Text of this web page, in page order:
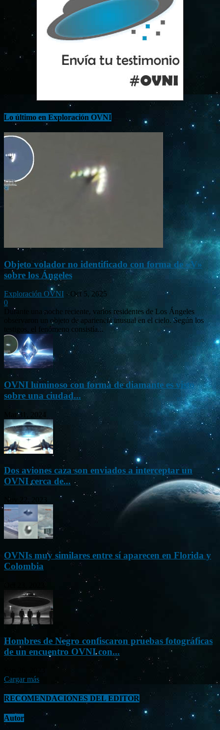
Lo último en Exploración OVNI
Objeto volador no identificado con forma de «V»
sobre los Ángeles
Exploración OVNI - Oct 5, 2025
0
Durante una noche reciente, varios residentes de Los Ángeles
observaron un objeto de apariencia inusual en el cielo. Según los
testigos, el fenómeno consistía...
OVNI luminoso con forma de diamante es visto
sobre una ciudad...
Mar 31, 2024
Dos aviones caza son enviados a interceptar un
OVNI cerca de...
Nov 22, 2023
OVNIs muy similares entre sí aparecen en Florida y
Colombia
Hombres de Negro confiscaron pruebas fotográficas
de un encuentro OVNI con...
Cargar más
RECOMENDACIONES DEL EDITOR
Autor